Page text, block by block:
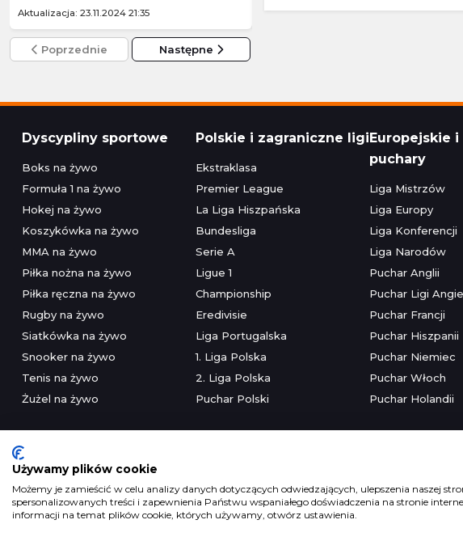
Aktualizacja: 23.11.2024 21:35 Aktualizacja: 22.11.2024 20:00
Poprzednie Następne
Dyscypliny sportowe
Boks na żywo
Formuła 1 na żywo
Hokej na żywo
Koszykówka na żywo
MMA na żywo
Piłka nożna na żywo
Piłka ręczna na żywo
Rugby na żywo
Siatkówka na żywo
Snooker na żywo
Tenis na żywo
Żużel na żywo
Polskie i zagraniczne ligi
Ekstraklasa
Premier League
La Liga Hiszpańska
Bundesliga
Serie A
Ligue 1
Championship
Eredivisie
Liga Portugalska
1. Liga Polska
2. Liga Polska
Puchar Polski
Europejskie i
puchary
Liga Mistrzów
Liga Europy
Liga Konferencji
Liga Narodów
Puchar Anglii
Puchar Ligi
Puchar Francji
Puchar Hiszpanii
Puchar Niemiec
Puchar Włoch
Puchar Holandii
Serwis wyłącznie dla osób
Używamy plików cookie
Możemy je zamieścić w celu analizy danych dotyczących odwiedzających, ulepszenia naszej
spersonalizowanych treści i zapewnienia Państwu wspaniałego doświadczenia na stronie
informacji na temat plików cookie, których używamy, otwórz ustawienia.